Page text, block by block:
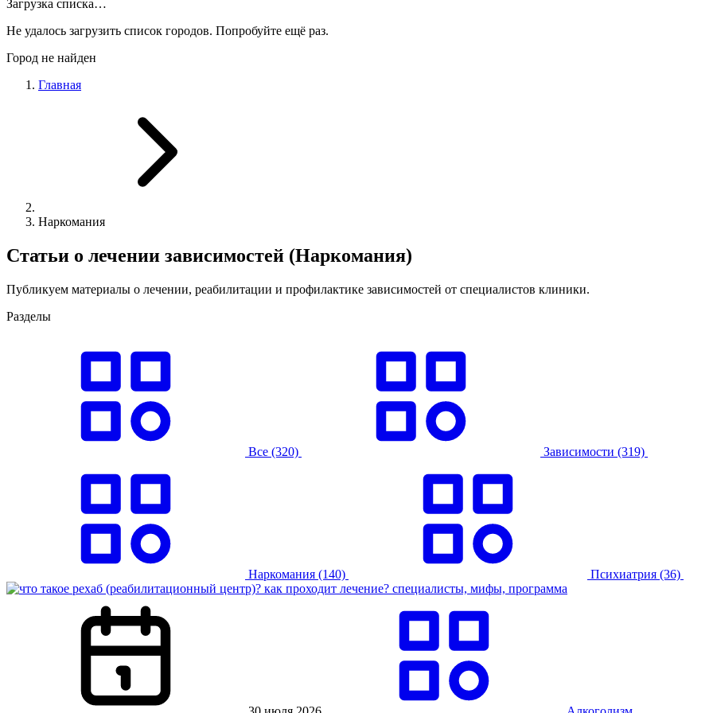
Загрузка списка…
Не удалось загрузить список городов. Попробуйте ещё раз.
Город не найден
Главная
Наркомания
Статьи о лечении зависимостей (Наркомания)
Публикуем материалы о лечении, реабилитации и профилактике зависимостей от специалистов клиники.
Разделы
Все (320) Зависимости (319)
Наркомания (140) Психиатрия (36)